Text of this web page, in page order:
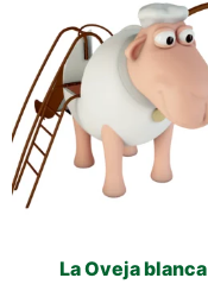
La Oveja blanca